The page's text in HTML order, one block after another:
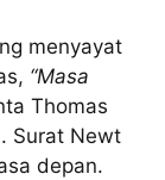
menyayat
“Masa
Thomas
Surat Newt
depan.